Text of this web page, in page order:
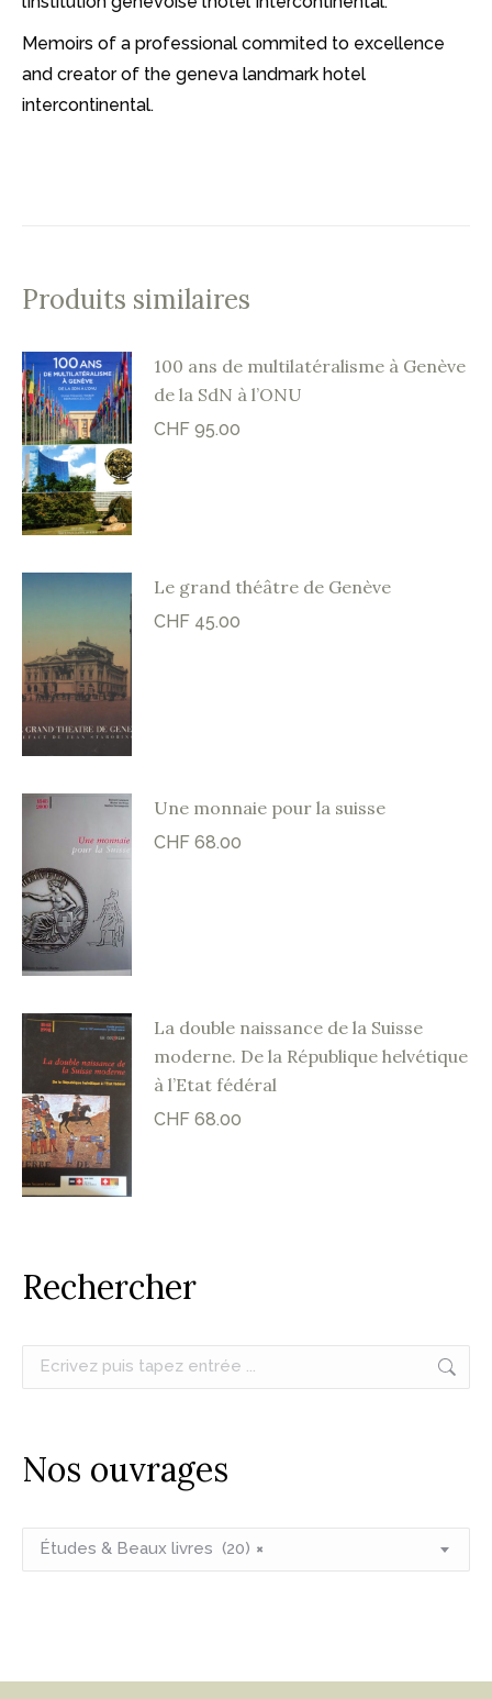
Memoirs of a professional commited to excellence
and creator of the geneva landmark hotel
intercontinental.
Produits similaires
100 ans de multilatéralisme à Genève
de la SdN à l’ONU
CHF 95.00
Le grand théâtre de Genève
CHF 45.00
Une monnaie pour la suisse
CHF 68.00
La double naissance de la Suisse
moderne. De la République helvétique
à l’Etat fédéral
CHF 68.00
Rechercher
Recherche
:
Nos ouvrages
×
Études & Beaux livres (20)